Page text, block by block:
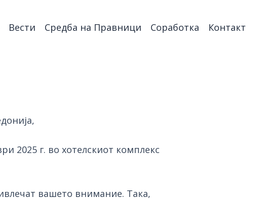
Вести Средба на Правници Соработка Контакт
2025 г. во хотелскиот комплекс
вашето внимание. Така,